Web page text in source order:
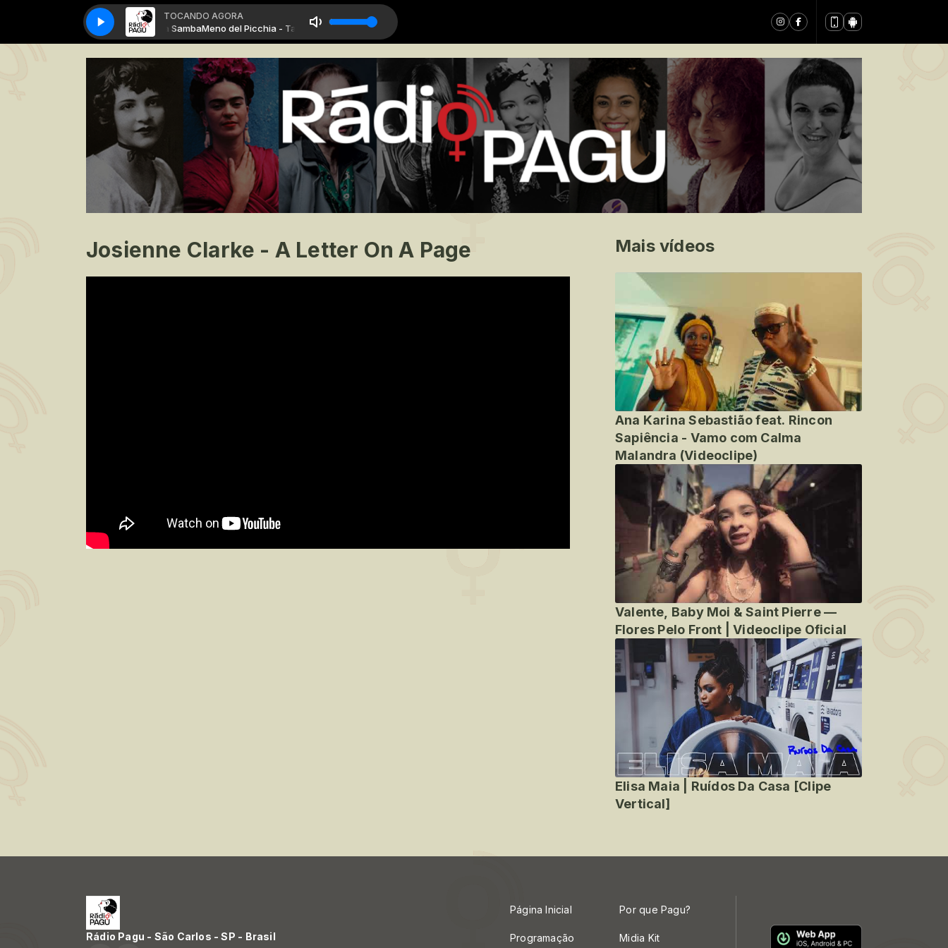
TOCANDO AGORA
Meno del Picchia - Tapioca SambaMeno del Picchia - Tapioca Samba
Josienne Clarke - A Letter On A Page Mais vídeos
Ana Karina Sebastião feat. Rincon
Sapiência - Vamo com Calma
Malandra (Videoclipe)
Valente, Baby Moi & Saint Pierre —
Flores Pelo Front | Videoclipe Oficial
Elisa Maia | Ruídos Da Casa [Clipe
Vertical]
Rádio Pagu - São Carlos - SP - Brasil
Página Inicial
Programação
Por que Pagu?
Midia Kit